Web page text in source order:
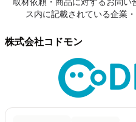
ス内に記載されている企業
株式会社コドモン